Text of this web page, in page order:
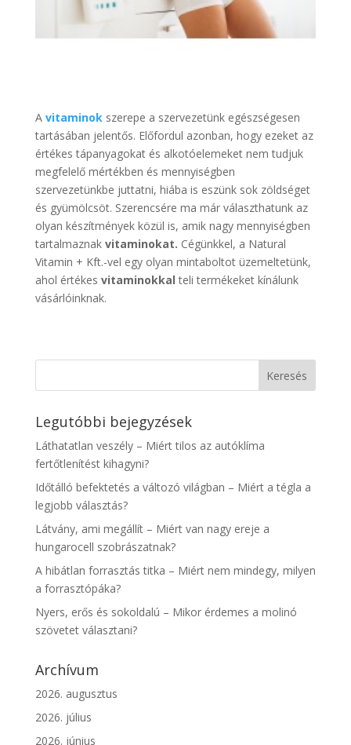
A vitaminokszerepe a szervezetünk egészségesen
tartásában jelentős. Előfordul azonban, hogy ezeket az
értékes tápanyagokat és alkotóelemeket nem tudjuk
megfelelő mértékben és mennyiségben
szervezetünkbe juttatni, hiába is eszünk sok zöldséget
és gyümölcsöt. Szerencsére ma már választhatunk az
olyan készítmények közül is, amik nagy mennyiségben
tartalmaznak vitaminokat. Cégünkkel, a Natural
Vitamin + Kft.-vel egy olyan mintaboltot üzemeltetünk,
ahol értékes vitaminokkal teli termékeket kínálunk
vásárlóinknak.
Legutóbbi bejegyzések
Láthatatlan veszély – Miért tilos az autóklíma
fertőtlenítést kihagyni?
Időtálló befektetés a változó világban – Miért a tégla a
legjobb választás?
Látvány, ami megállít – Miért van nagy ereje a
hungarocell szobrászatnak?
A hibátlan forrasztás titka – Miért nem mindegy, milyen
a forrasztópáka?
Nyers, erős és sokoldalú – Mikor érdemes a molinó
szövetet választani?
Archívum
2026. augusztus
2026. július
2026. június